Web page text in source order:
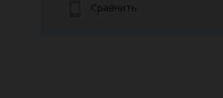
Сравнить